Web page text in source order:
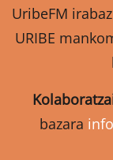
UribeFM
URIBE
bazara